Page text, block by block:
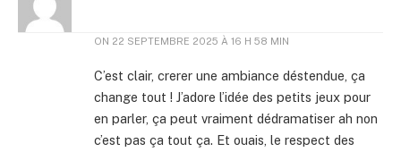
ON 22 SEPTEMBRE 2025 À 16 H 58 MIN
C’est clair, crerer une ambiance déstendue, ça
change tout ! J’adore l’idée des petits jeux pour
en parler, ça peut vraiment dédramatiser ah non
c’est pas ça tout ça. Et ouais, le respect des